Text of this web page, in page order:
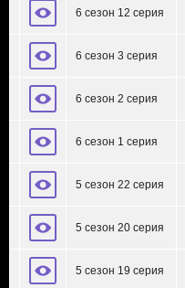
6 сезон 12 серия
6 сезон 3 серия
6 сезон 2 серия
6 сезон 1 серия
5 сезон 22 серия
5 сезон 20 серия
5 сезон 19 серия